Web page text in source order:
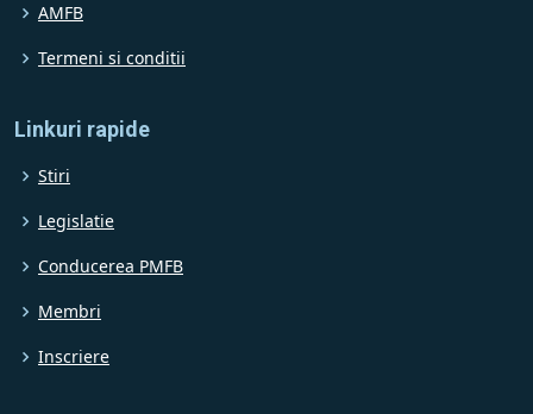
AMFB
Termeni si conditii
Linkuri rapide
Stiri
Legislatie
Conducerea PMFB
Membri
Inscriere